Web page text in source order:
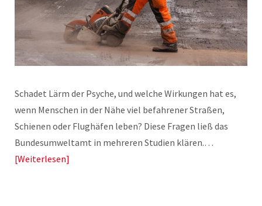
Schadet Lärm der Psyche, und welche Wirkungen hat es,
wenn Menschen in der Nähe viel befahrener Straßen,
Schienen oder Flughäfen leben? Diese Fragen ließ das
Bundesumweltamt in mehreren Studien klären.…
Weiterlesen